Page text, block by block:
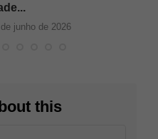
junho de 2026
this